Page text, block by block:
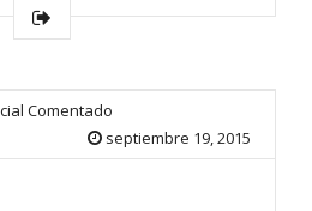
Comentado
septiembre 19, 2015